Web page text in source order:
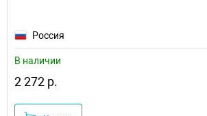
Россия
В наличии
2 272 р.